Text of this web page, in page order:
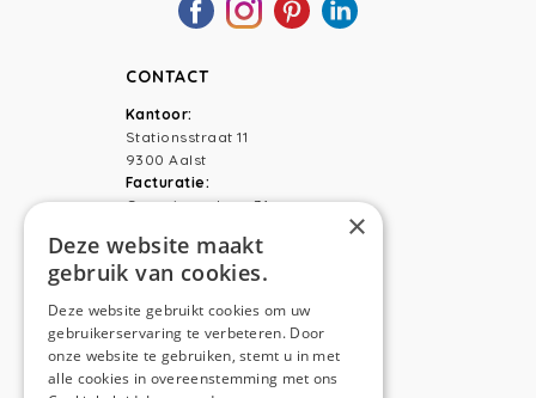
CONTACT
Kantoor:
Stationsstraat 11
9300 Aalst
Facturatie:
Capucienenlaan 31
Telefoon:0473 44 56 94
NAVIGATION
Home
×
Deze website maakt
gebruik van cookies.
Deze website gebruikt cookies om uw
gebruikerservaring te verbeteren. Door
onze website te gebruiken, stemt u in met
alle cookies in overeenstemming met ons